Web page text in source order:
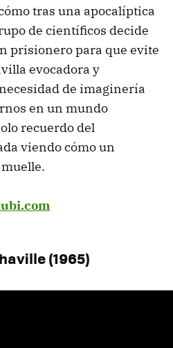
tras una apocalíptica
de científicos decide
prisionero para que evite
evocadora y
de imaginería
en un mundo
recuerdo del
viendo cómo un
(1965)